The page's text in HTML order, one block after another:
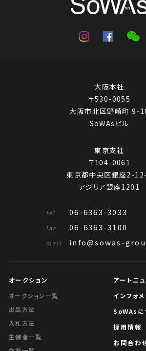
Jo's Auction
郭傳璋 泰山松雲
結果
公開終了
大阪本社
〒530-0055
大阪市北区野崎町 9-
SoWAsビル
東京支社
〒104-0061
東京都中央区銀座2-
アジリア銀座1201
tel 06-6363-3033
fax 06-6363-3100
mail info@sowas-
オークション
オークション一覧
出品方法
入札方法
主催者一覧
アートニ
インフォ
SoWAsに
採用情報
お問合わ